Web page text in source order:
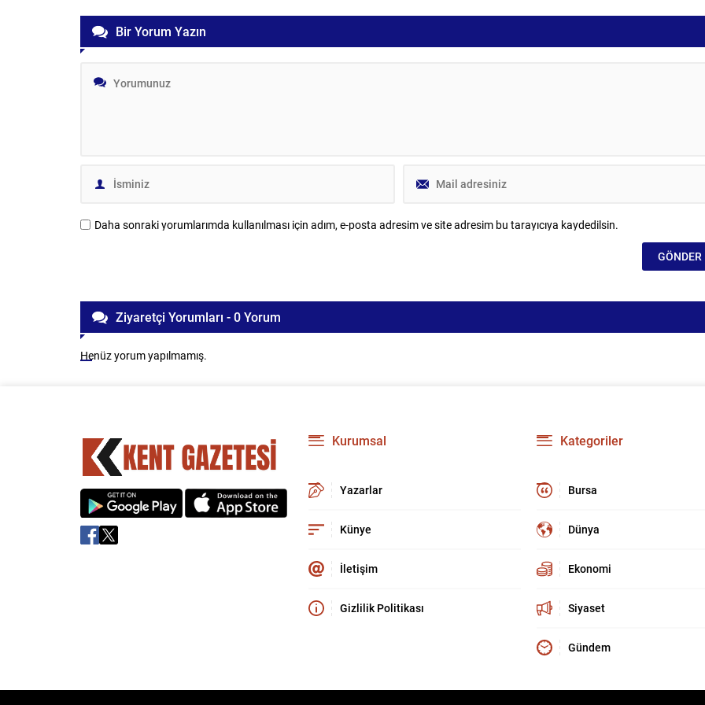
Bir Yorum Yazın
Daha sonraki yorumlarımda kullanılması için adım, e-posta adresim ve site adresim bu tarayıcıya kaydedilsin.
Ziyaretçi Yorumları - 0 Yorum
Henüz yorum yapılmamış.
Kurumsal
Yazarlar
Künye
İletişim
Gizlilik Politikası
Kategoriler
Bursa
Dünya
Ekonomi
Siyaset
Gündem